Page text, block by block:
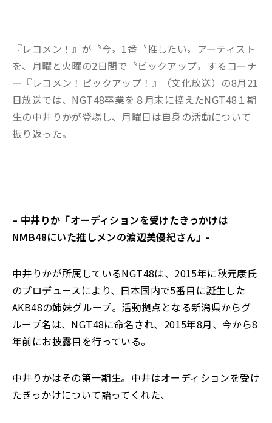
『レコメン！』が〝今〟1番〝推したい〟アーティスト
を、月曜と火曜の2日間で〝ピックアップ〟するコーナ
ー『レコメン！ピックアップ！』（文化放送）の8月21
日放送では、NGT48卒業を８月末に控えたNGT48１期
生の中井りかが登場し、月曜日は自身の活動について
振り返った。
– 中井りか「オーディションを受けたきっかけは
NMB48にいた推しメンの渡辺美優紀さん」-
中井りかが所属しているNGT48は、2015年に秋元康氏
のプロデュースにより、日本国内で5番目に誕生した
AKB48の姉妹グループ。活動拠点となる新潟県からグ
ループ名は、NGT48に命名され、2015年8月、今から8
年前にお披露目を行っている。
中井りかはその第一期生。中井はオーディションを受け
たきっかけについて語ってくれた、